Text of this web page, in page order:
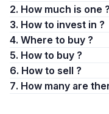
2. How much is one ?
3. How to invest in ?
4. Where to buy ?
5. How to buy ?
6. How to sell ?
7. How many